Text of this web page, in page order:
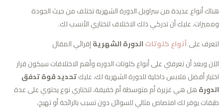
أنواع عديدة من سراويل الدورة الشهرية تختلف من حيث الجودة
عليك أن تدركي ذلك الاختلاف لتختاري الأنسب لك.
علىأنواع كلوتاتالدورة الشهريةإقرائي المقال
وبعد أن تعرفتي على أنواع كلوتات الدوره وأهم الاختلافات سيكون قرار
أفضل ملابس داخلية للدورة الشهرية لك، عليكتحديد قوة تدفق
هل هي غزيرة أم متوسطة أم خفيفة، لتختاري نوع يحتوي على عدة
يوفر لك امتصاص مثالي للسوائل دون تسبب بالرائحة أو تهيج،